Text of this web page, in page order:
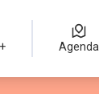
Agenda